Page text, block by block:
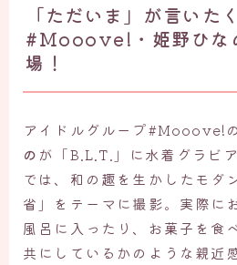
「ただいま」が言いた
#Mooove!・姫野ひな
場！
アイドルグループ#Mooove!
の が「B.L.T.」に水着グラビ
では、和の趣を生かしたモダ
省」をテーマに撮影。実際に
風呂に入ったり、お菓子を食
共にしているかのような親近